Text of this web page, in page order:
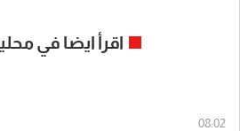
اقرأ ايضا في
08:02